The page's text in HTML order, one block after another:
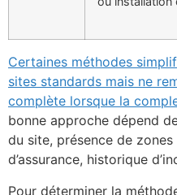
Certaines méthodes
sites standards mais ne
complète lorsque la
bonne approche dépend
du site, présence de
d’assurance, historique
Pour déterminer la